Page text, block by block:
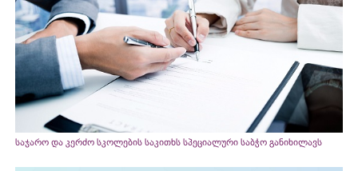
საჯარო და კერძო სკოლების საკითხს სპეციალური საბჭო განიხილავს